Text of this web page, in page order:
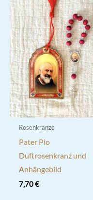
Rosenkränze
Pater Pio
Duftrosenkranz und
Anhängebild
7,70€